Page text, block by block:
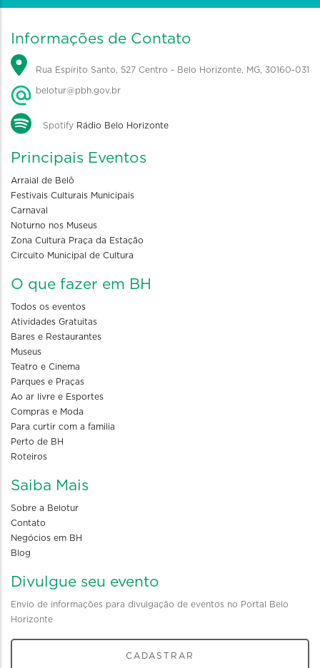
Informações de Contato
Rua Espírito Santo, 527 Centro - Belo Horizonte, MG, 30160-031
belotur@pbh.gov.br
Spotify Rádio Belo Horizonte
Principais Eventos
Arraial de Belô
Festivais Culturais Municipais
Carnaval
Noturno nos Museus
Zona Cultura Praça da Estação
Circuito Municipal de Cultura
O que fazer em BH
Todos os eventos
Atividades Gratuitas
Bares e Restaurantes
Museus
Teatro e Cinema
Parques e Praças
Ao ar livre e Esportes
Compras e Moda
Para curtir com a familia
Perto de BH
Roteiros
Saiba Mais
Sobre a Belotur
Contato
Negócios em BH
Blog
Divulgue seu evento
Envio de informações para divulgação de eventos no Portal Belo
Horizonte
CADASTRAR